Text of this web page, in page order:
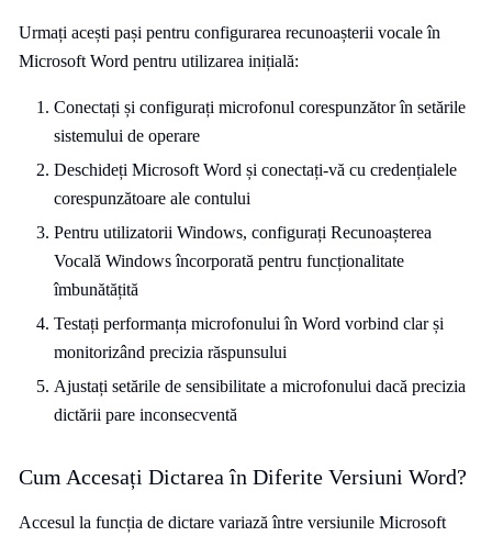
Urmați acești pași pentru configurarea recunoașterii vocale în
Microsoft Word pentru utilizarea inițială:
Conectați și configurați microfonul corespunzător în setările
sistemului de operare
Deschideți Microsoft Word și conectați-vă cu credențialele
corespunzătoare ale contului
Pentru utilizatorii Windows, configurați Recunoașterea
Vocală Windows încorporată pentru funcționalitate
îmbunătățită
Testați performanța microfonului în Word vorbind clar și
monitorizând precizia răspunsului
Ajustați setările de sensibilitate a microfonului dacă precizia
dictării pare inconsecventă
Cum Accesați Dictarea în Diferite Versiuni Word?
Accesul la funcția de dictare variază între versiunile Microsoft